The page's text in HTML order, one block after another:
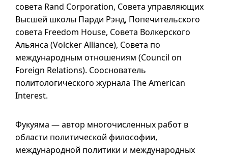
совета Rand Corporation, Совета управляющих
Высшей школы Парди Рэнд, Попечительского
совета Freedom House, Совета Волкерского
Альянса (Volcker Alliance), Совета по
международным отношениям (Council on
Foreign Relations). Сооснователь
политологического журнала The American
Interest.
Фукуяма — автор многочисленных работ в
области политической философии,
международной политики и международных